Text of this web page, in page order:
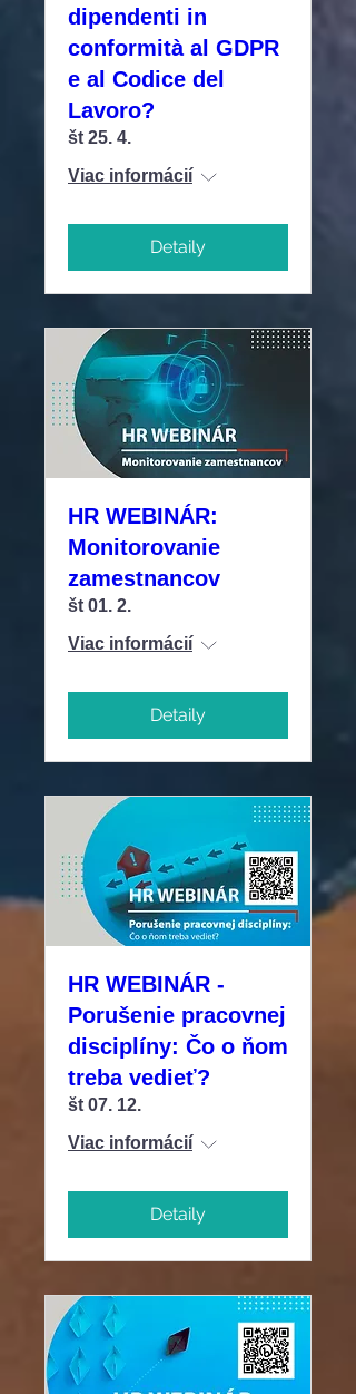
dipendenti in
conformità al GDPR
e al Codice del
Lavoro?
št 25. 4.
Viac informácií
Detaily
HR WEBINÁR:
Monitorovanie
zamestnancov
št 01. 2.
Viac informácií
Detaily
HR WEBINÁR -
Porušenie pracovnej
disciplíny: Čo o ňom
treba vedieť?
št 07. 12.
Viac informácií
Detaily